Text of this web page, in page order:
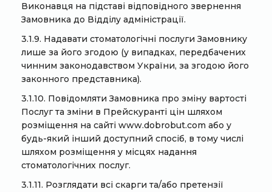
Виконавця на підставі відповідного звернення
Замовника до Відділу адміністрації.
3.1.9. Надавати стоматологічні послуги Замовнику
лише за його згодою (у випадках, передбачених
чинним законодавством України, за згодою його
законного представника).
3.1.10. Повідомляти Замовника про зміну вартості
Послуг та зміни в Прейскуранті цін шляхом
розміщення на сайті www.dobrobut.com або у
будь-який інший доступний спосіб, в тому числі
шляхом розміщення у місцях надання
стоматологічних послуг.
3.1.11. Розглядати всі скарги та/або претензії